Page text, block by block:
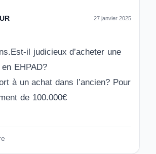
27 janvier 2025
il judicieux d’acheter une
EHPAD?
à un achat dans l’ancien? Pour
de 100.000€